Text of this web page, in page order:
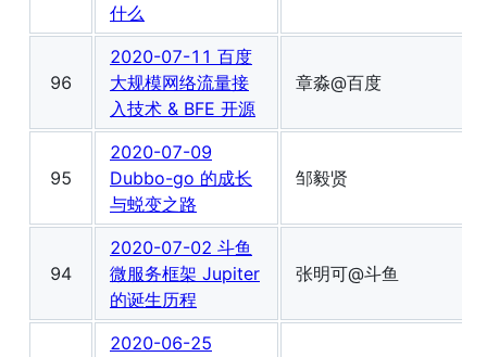
什么
96
2020-07-11 百度
大规模网络流量接
入技术 & BFE 开源
章淼@百度
95
2020-07-09
Dubbo-go 的成长
与蜕变之路
邹毅贤
94
2020-07-02 斗鱼
微服务框架 Jupiter
的诞生历程
张明可@斗鱼
2020-06-25